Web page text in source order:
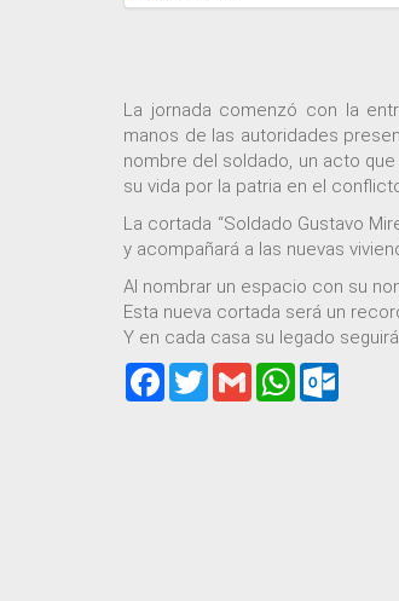
La jornada comenzó con la
manos de las autoridades
nombre del soldado, un acto
su vida por la patria en el
La cortada “Soldado Gustavo
y acompañará a las nuevas
Al nombrar un espacio con su
Esta nueva cortada será un
Y en cada casa su legado
Facebook
TwitterGmail WhatsApp